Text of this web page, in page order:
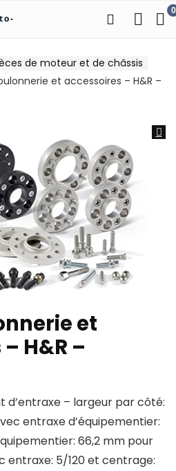
0
de moteur et de châssis
et accessoires – H&R –
et
H&R –
d’entraxe – largeur par côté:
entraxe d’équipementier:
66,2 mm pour
entraxe: 5/120 et centrage: